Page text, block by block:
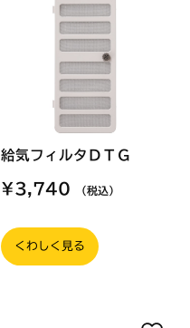
給気フィルタＤＴＧ
¥3,740 （税込）
くわしく見る